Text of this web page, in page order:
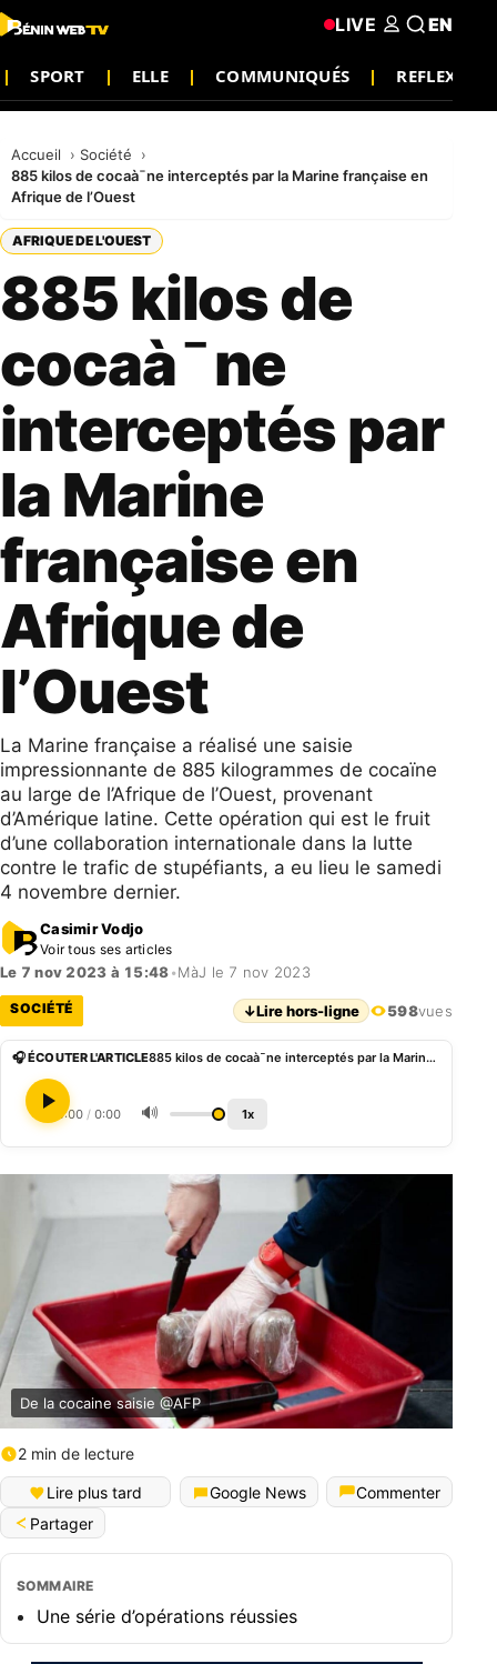
SPORT ELLE COMMUNIQUÉS REFLEXION
LIVE EN
Accueil
Société
885 kilos de cocaà¯ne interceptés par la Marine française en
Afrique de l’Ouest
AFRIQUE DE L'OUEST
885 kilos de
cocaà¯ne
interceptés par
la Marine
française en
Afrique de
l’Ouest
La Marine française a réalisé une saisie
impressionnante de 885 kilogrammes de cocaïne
au large de l’Afrique de l’Ouest, provenant
d’Amérique latine. Cette opération qui est le fruit
d’une collaboration internationale dans la lutte
contre le trafic de stupéfiants, a eu lieu le samedi
4 novembre dernier.
Casimir Vodjo
Voir tous ses articles
Le 7 nov 2023 à 15:48•MàJ le 7 nov 2023
SOCIÉTÉ ↓Lire hors-ligne 598vues
🎧 ÉCOUTER L'ARTICLE 885 kilos de cocaà¯ne interceptés par la Marine française en Afrique de l’Ouest
0:00 / 0:00 🔊 1x
De la cocaine saisie @AFP
2 min de lecture
Lire plus tard Google News
Commenter
Partager
SOMMAIRE
Une série d’opérations réussies